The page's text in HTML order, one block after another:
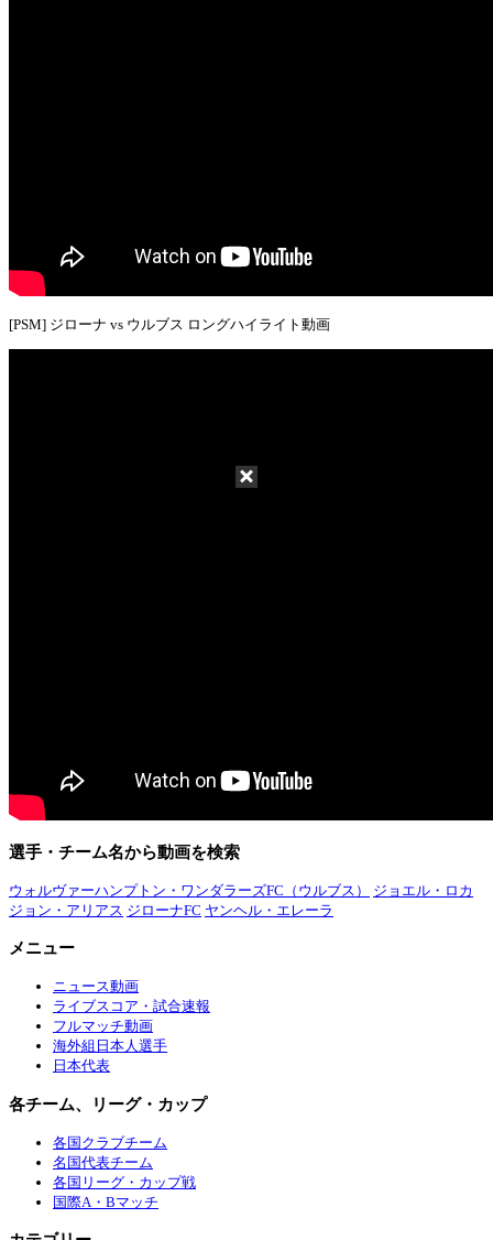
[PSM] ジローナ vs ウルブス ロングハイライト動画
選手・チーム名から動画を検索
ウォルヴァーハンプトン・ワンダラーズFC（ウルブス）
ジョエル・ロカ
ジョン・アリアス ジローナFC ヤンヘル・エレーラ
メニュー
ニュース動画
ライブスコア・試合速報
フルマッチ動画
海外組日本人選手
日本代表
各チーム、リーグ・カップ
各国クラブチーム
名国代表チーム
各国リーグ・カップ戦
国際A・Bマッチ